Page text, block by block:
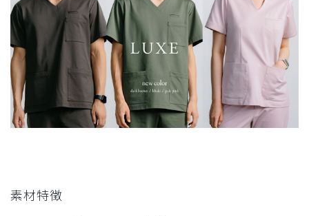
医療人様
購入確認済み
2026-03-18
年齢: 身長: 166-170cm 体重: 61-65kg
非常に良い！ストレッチ性もあり、あまり汚れも目立たない
ため清潔感を保って診療に集中できる。
役に立った
素材特徴